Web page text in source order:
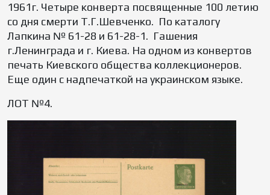
1961г. Четыре конверта посвященные 100 летию
со дня смерти Т.Г.Шевченко. По каталогу
Лапкина № 61-28 и 61-28-1. Гашения
г.Ленинграда и г. Киева. На одном из конвертов
печать Киевского общества коллекционеров.
Еще один с надпечаткой на украинском языке.
ЛОТ №4.